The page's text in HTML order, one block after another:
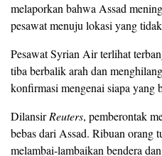
melaporkan bahwa Assad
pesawat menuju lokasi yang
Pesawat Syrian Air terlihat
tiba berbalik arah dan
konfirmasi mengenai siapa yang
DilansirReuters, pemberontak
bebas dari Assad. Ribuan orang
melambai-lambaikan bendera